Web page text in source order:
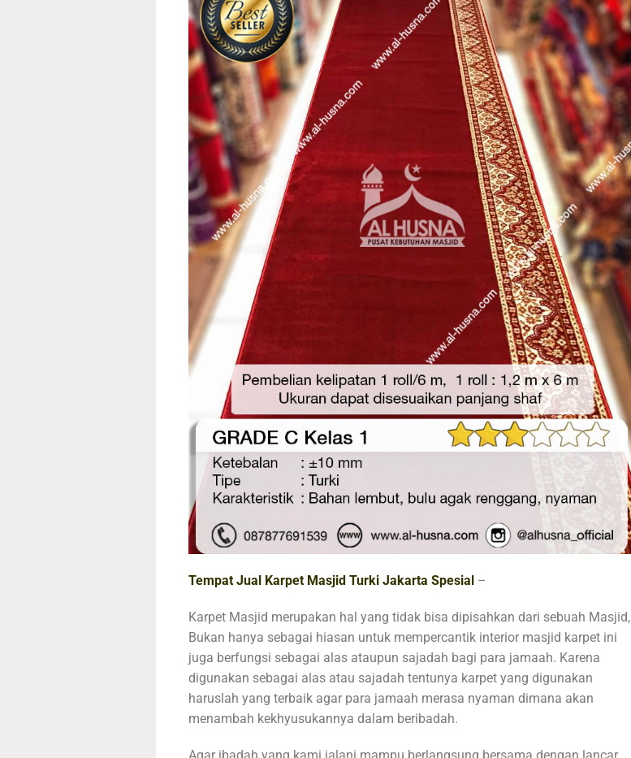
Tempat Jual Karpet Masjid Turki Jakarta Spesial –
Karpet Masjid merupakan hal yang tidak bisa dipisahkan dari sebuah Masjid,
Bukan hanya sebagai hiasan untuk mempercantik interior masjid karpet ini
juga berfungsi sebagai alas ataupun sajadah bagi para jamaah. Karena
digunakan sebagai alas atau sajadah tentunya karpet yang digunakan
haruslah yang terbaik agar para jamaah merasa nyaman dimana akan
menambah kekhyusukannya dalam beribadah.
Agar ibadah yang kami jalani mampu berlangsung bersama dengan lancar